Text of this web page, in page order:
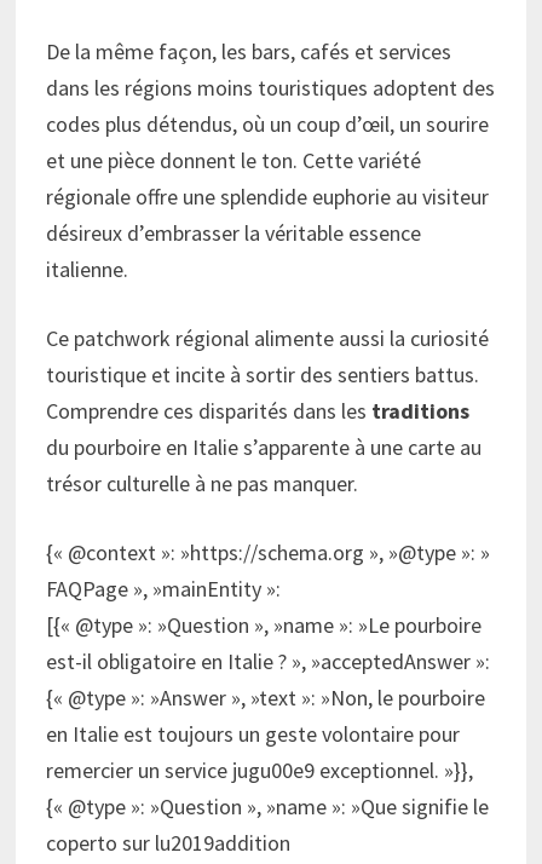
De la même façon, les bars, cafés et services
dans les régions moins touristiques adoptent des
codes plus détendus, où un coup d’œil, un sourire
et une pièce donnent le ton. Cette variété
régionale offre une splendide euphorie au visiteur
désireux d’embrasser la véritable essence
italienne.
Ce patchwork régional alimente aussi la curiosité
touristique et incite à sortir des sentiers battus.
Comprendre ces disparités dans les traditions
du pourboire en Italie s’apparente à une carte au
trésor culturelle à ne pas manquer.
{« @context »: »https://schema.org », »@type »: »
FAQPage », »mainEntity »:
[{« @type »: »Question », »name »: »Le pourboire
est-il obligatoire en Italie ? », »acceptedAnswer »:
{« @type »: »Answer », »text »: »Non, le pourboire
en Italie est toujours un geste volontaire pour
remercier un service jugu00e9 exceptionnel. »}},
{« @type »: »Question », »name »: »Que signifie le
coperto sur lu2019addition